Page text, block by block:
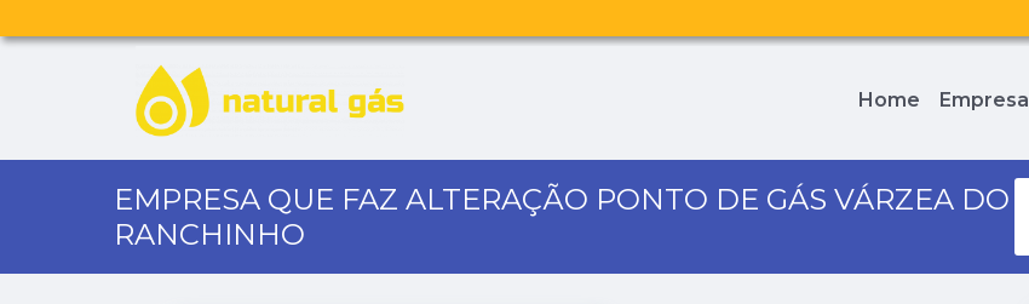
Home Empresa
EMPRESA QUE FAZ ALTERAÇÃO PONTO DE GÁS VÁRZEA DO
RANCHINHO